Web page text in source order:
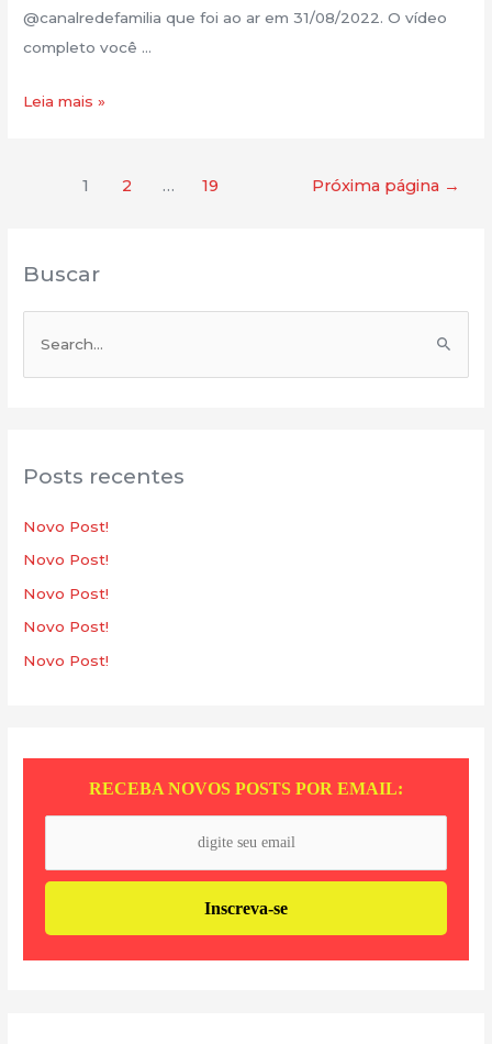
Buscar
e
u
s
a
r
Posts recentes
Novo Post!
Novo Post!
Novo Post!
Novo Post!
Novo Post!
RECEBA NOVOS POSTS POR EMAIL:
@canalredefamilia que foi ao ar em 31/08/2022. O vídeo
completo você …
Leia mais »
1 2 … 19 Próxima página →